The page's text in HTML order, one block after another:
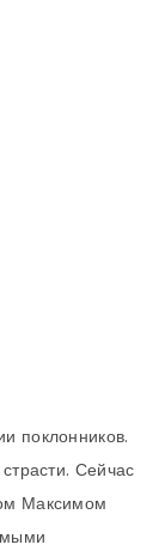
поклонников.
Сейчас
Максимом